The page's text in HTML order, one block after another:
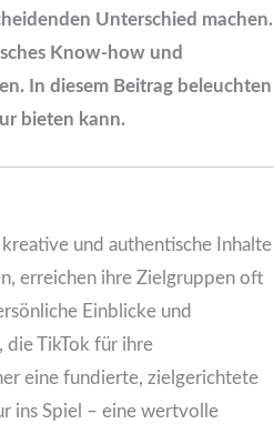
Unterschied machen.
Know-how und
In diesem Beitrag beleuchten
bieten kann.
und authentische Inhalte
erreichen ihre Zielgruppen oft
Einblicke und
die TikTok für ihre
eine fundierte, zielgerichtete
ins Spiel – eine wertvolle